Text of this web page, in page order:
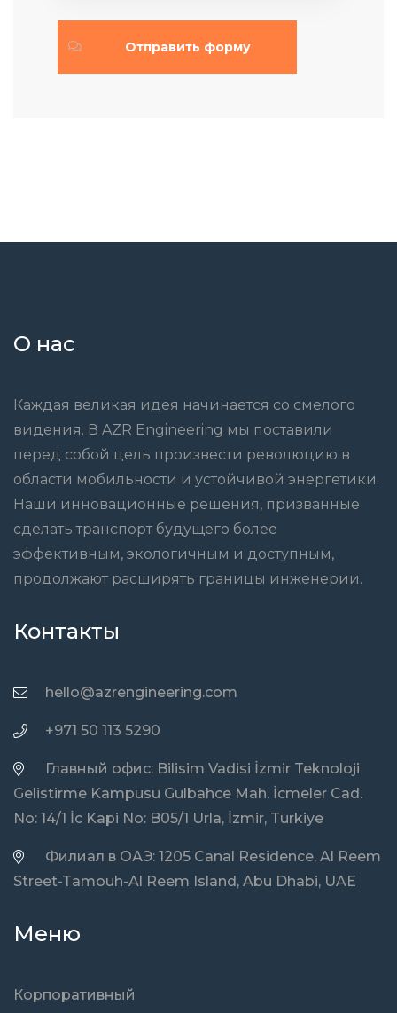
Отправить форму
О нас
Каждая великая идея начинается со смелого
видения. В AZR Engineering мы поставили
перед собой цель произвести революцию в
области мобильности и устойчивой энергетики.
Наши инновационные решения, призванные
сделать транспорт будущего более
эффективным, экологичным и доступным,
продолжают расширять границы инженерии.
Контакты
hello@azrengineering.com
+971 50 113 5290
Главный офис: Bilisim Vadisi İzmir Teknoloji
Gelistirme Kampusu Gulbahce Mah. İcmeler Cad.
No: 14/1 İc Kapi No: B05/1 Urla, İzmir, Turkiye
Филиал в ОАЭ: 1205 Canal Residence, Al Reem
Street-Tamouh-Al Reem Island, Abu Dhabi, UAE
Меню
Корпоративный